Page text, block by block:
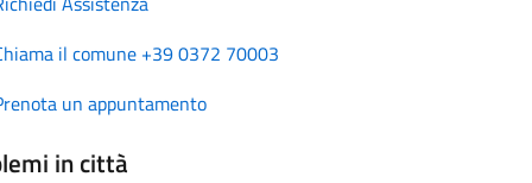
il comune +39 0372 70003
un appuntamento
in città